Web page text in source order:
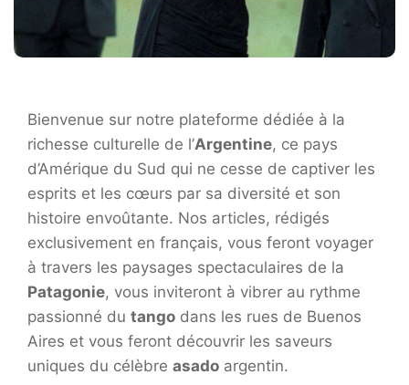
Bienvenue sur notre plateforme dédiée à la
richesse culturelle de l’Argentine, ce pays
d’Amérique du Sud qui ne cesse de captiver les
esprits et les cœurs par sa diversité et son
histoire envoûtante. Nos articles, rédigés
exclusivement en français, vous feront voyager
à travers les paysages spectaculaires de la
Patagonie, vous inviteront à vibrer au rythme
passionné du tango dans les rues de Buenos
Aires et vous feront découvrir les saveurs
uniques du célèbre asado argentin.